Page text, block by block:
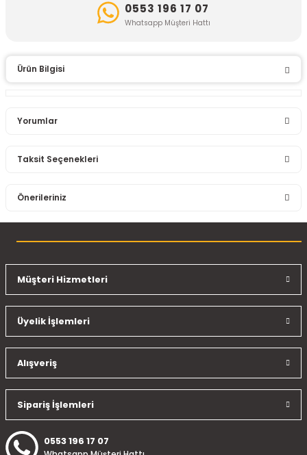
0553 196 17 07
Whatsapp Müşteri Hattı
Ürün Bilgisi
Yorumlar
Taksit Seçenekleri
Önerileriniz
konularda yetersiz gördüğünüz noktaları öneri formunu
Ürün resmi kalitesiz, bozuk veya görüntülenemiyor.
Ürün açıklamasında eksik bilgiler bulunuyor.
Ürün fiyatı diğer sitelerden daha pahalı.
Bu ürüne benzer farklı alternatifler olmalı.
Müşteri Hizmetleri
Üyelik İşlemleri
Alışveriş
Sipariş İşlemleri
0553 196 17 07